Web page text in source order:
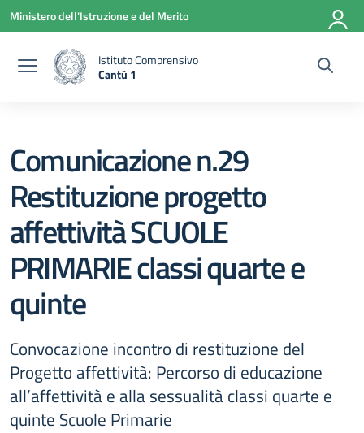
Vai ai contenuti
Vai al menu di navigazione
Vai al footer
Ministero dell'Istruzione e del Merito
Istituto Comprensivo
Cantù 1
Comunicazione n.29
Restituzione progetto
affettività SCUOLE
PRIMARIE classi quarte e
quinte
Convocazione incontro di restituzione del
Progetto affettività: Percorso di educazione
all’affettività e alla sessualità classi quarte e
quinte Scuole Primarie